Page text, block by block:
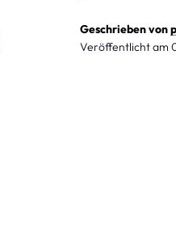
Geschrieben von
Veröffentlicht am